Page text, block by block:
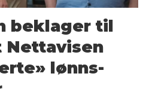
beklager til
Nettavisen
lønns­